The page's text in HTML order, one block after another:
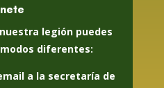
legión puedes
diferentes:
a la secretaría de